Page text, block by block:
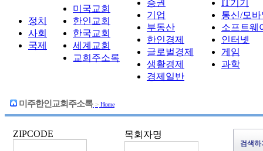
정치
사회
국제
미국교회
한인교회
한국교회
세계교회
교회주소록
증권
기업
부동산
한인경제
글로벌경제
생활경제
경제일반
IT기기
통신/모
소프트웨
인터넷
게임
과학
미주한인교회주소록 > Home
ZIPCODE 목회자명